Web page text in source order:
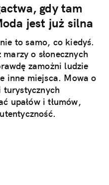
gdy tam
jest już silna
to samo, co kiedyś.
o słonecznych
zamożni ludzie
inne miejsca. Mowa o
upałów i tłumów,